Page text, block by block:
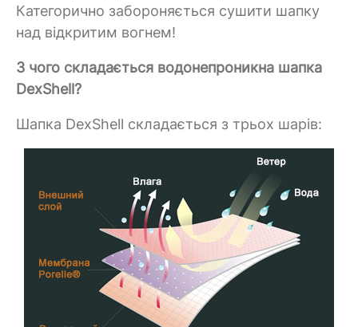
Категорично забороняється сушити шапку
над відкритим вогнем!
З чого складається водонепроникна шапка
DexShell?
Шапка DexShell складається з трьох шарів: